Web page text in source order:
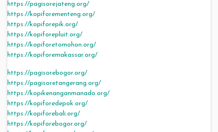
https://pagisorejateng.org/
https://kopiforementeng.org/
https://kopiforepik.org/
https://kopiforepluit.org/
https://kopiforetomohon.org/
https://kopiforemakassar.org/
https://pagisorebogor.org/
https://pagisoretangerang.org/
https://kopikenanganmanado.org/
https://kopiforedepok.org/
https://kopiforebali.org/
https://kopiforebogor.org/